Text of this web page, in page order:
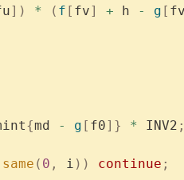
]) * ( f [ fv] + h - g [ fv
{md - g [ f0]} * INV2 ;
same ( 0 , i )) continue ;